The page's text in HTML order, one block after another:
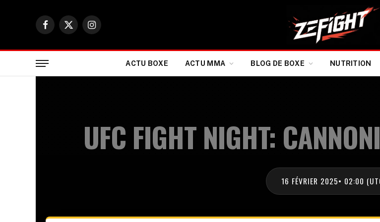
Facebook
X
Instagram
ACTU BOXE ACTU MMA BLOG DE BOXE NUTRITION
UFC FIGHT NIGHT:
16 FÉVRIER 2025• 02:00